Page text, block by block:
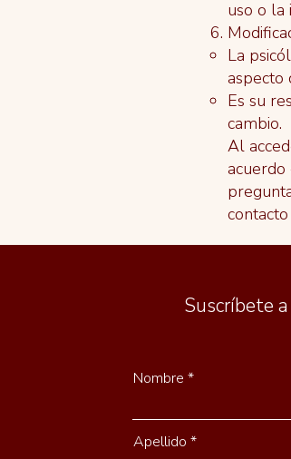
uso o la
La
aspecto
Es su
cambio.
Al
Suscríbete
Nombre
Apellido